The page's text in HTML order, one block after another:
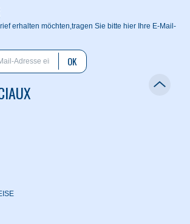
erhalten möchten,tragen Sie bitte hier Ihre E-Mail-
OK